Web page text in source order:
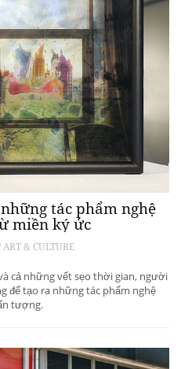
tác phẩm nghệ
miền ký ức
& CULTURE
cả những vết sẹo thời gian, người
để tạo ra những tác phẩm nghệ
tượng.